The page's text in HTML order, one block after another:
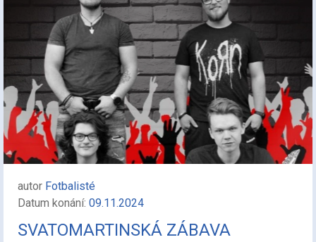
autor Fotbalisté
Datum konání: 09.11.2024
SVATOMARTINSKÁ ZÁBAVA